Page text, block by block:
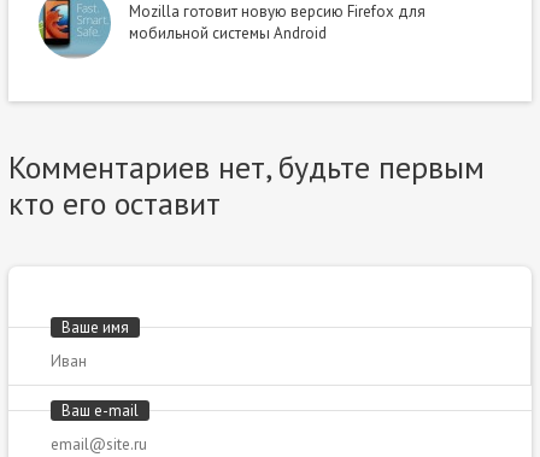
Mozilla готовит новую версию Firefox для
мобильной системы Android
Комментариев нет, будьте первым
кто его оставит
Ваше имя
Ваш e-mail